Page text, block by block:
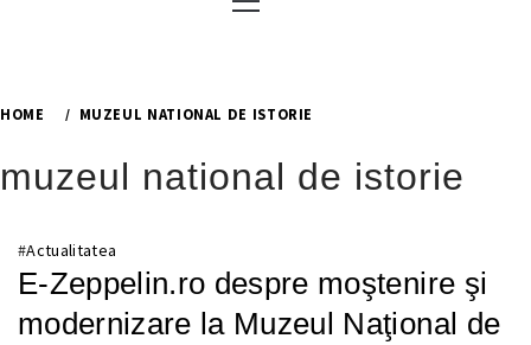
Menu
HOME MUZEUL NATIONAL DE ISTORIE
muzeul national de istorie
#Actualitatea
E-Zeppelin.ro despre moştenire şi
modernizare la Muzeul Naţional de